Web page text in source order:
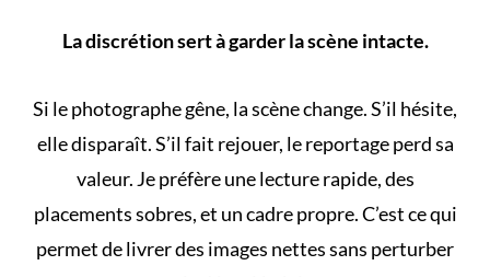
La discrétion sert à garder la scène intacte.
Si le photographe gêne, la scène change. S’il hésite,
elle disparaît. S’il fait rejouer, le reportage perd sa
valeur. Je préfère une lecture rapide, des
placements sobres, et un cadre propre. C’est ce qui
permet de livrer des images nettes sans perturber